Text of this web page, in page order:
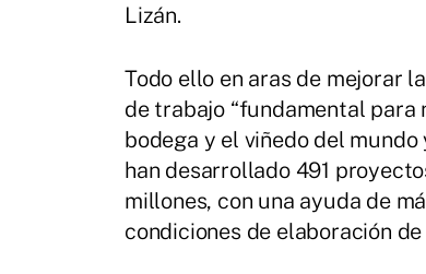
Lizán.
Todo ello en aras de mejorar
de trabajo “fundamental
bodega y el viñedo del mundo
han desarrollado 491
millones, con una ayuda de
condiciones de elaboración